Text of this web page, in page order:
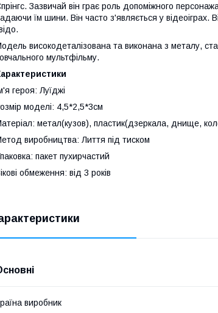
Зазвичай він грає роль допоміжного
їм шини. Він часто з'являється у відеоіграх.
високодеталізована та виконана з металу,
мультфільму.
героя: Луїджі
моделі: 4,5*2,5*3см
метал(кузов), пластик(дзеркала, днище,
виробництва: Лиття під тиском
пакет пухирчастий
обмеження: від 3 років
виробник